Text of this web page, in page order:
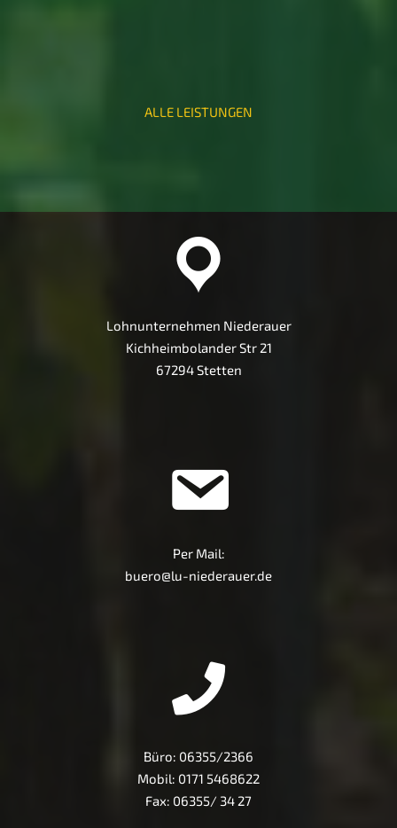
ALLE LEISTUNGEN
Lohnunternehmen Niederauer
Kichheimbolander Str 21
67294 Stetten
Per Mail:
buero@lu-niederauer.de
Büro: 06355/2366
Mobil: 0171 5468622
Fax: 06355/ 34 27